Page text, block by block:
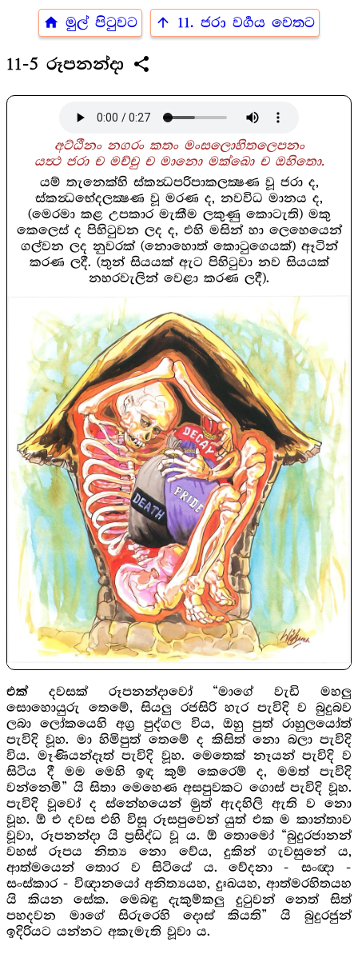
home මුල් පිටුවට arrow_upward 11. ජරා වර්‍ගය වෙතට
11-5 රූපනන්දා share
අට්ඨීනං නගරං කතං මංසලොහිතලෙපනං
යත්‍ථ ජරා ච මච්චු ච මානො මක්ඛො ච ඔහිතො.
යම් තැනෙක්හි ස්කන්‍ධපරිපාකලක්‍ෂණ වූ ජරා ද,
ස්කන්‍ධභේදලක්‍ෂණ වූ මරණ ද, නවවිධ මානය ද,
(මෙරමා කළ උපකාර මැකීම ලකුණු කොටැති) මකු
කෙලෙස් ද පිහිටුවන ලද ද, එහි මසින් හා ලෙහෙයෙන්
ගල්වන ලද නුවරක් (නොහොත් කොටුගෙයක්) ඈටින්
කරණ ලදී. (තුන් සියයක් ඇට පිහිටුවා නව සියයක්
නහරවැලින් වෙළා කරණ ලදී).
එක්දවසක් රූපනන්දාවෝ “මාගේ වැඩි මහලු
සොහොයුරු තෙමේ, සියලු රජසිරි හැර පැවිදි ව බුදුබව
ලබා ලෝකයෙහි අග්‍ර පුද්ගල විය, ඔහු පුත් රාහුලයෝත්
පැවිදි වූහ. මා හිමිපුත් තෙමේ ද කිසිත් නො බලා පැවිදි
විය. මෑණියන්දෑත් පැවිදි වූහ. මෙතෙක් නෑයන් පැවිදි ව
සිටිය දී මම මෙහි ඉඳ කුම් කෙරෙම් ද, මමත් පැවිදි
වන්නෙමි” යි සිතා මෙහෙණ අසපුවකට ගොස් පැවිදි වූහ.
පැවිදි වූවෝ ද ස්නේහයෙන් මුත් ඇදහිලි ඇති ව නො
වූහ. ඕ එ දවස එහි විසූ රූසපුවෙන් යුත් එක ම කාන්තාව
වූවා, රූපනන්දා යි ප්‍රසිද්ධ වූ ය. ඕ තොමෝ “බුදුරජානන්
වහස් රූපය නිත්‍ය නො වේය, දුකින් ගැවසුනේ ය,
ආත්මයෙන් තොර ව සිටියේ ය. වේදනා - සංඥා -
සංස්කාර - විඥානයෝ අනිත්‍යයහ, දුඃඛයහ, ආත්මරහිතයහ
යි කියන සේක. මෙබඳු දැකුම්කලු දුටුවන් නෙත් සිත්
පහදවන මාගේ සිරුරෙහි දොස් කියති” යි බුදුරජුන්
ඉදිරියට යන්නට අකැමැති වූවා ය.